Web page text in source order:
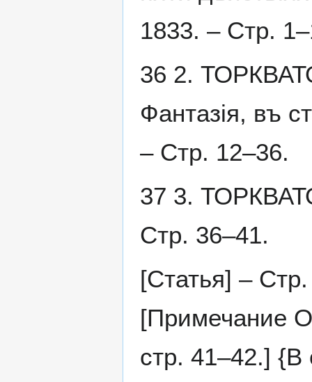
1833. – Стр.
36 2.
Фантазія, въ
– Стр. 12–36.
37 3.
Стр. 36–41.
[Статья] –
[Примечание
стр. 41–42.] {В